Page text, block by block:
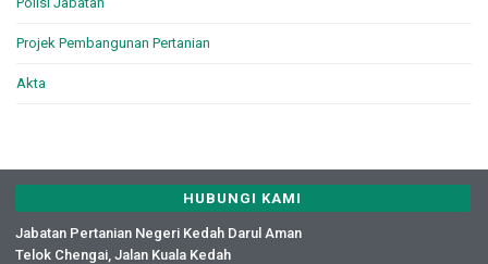
Projek Pembangunan Pertanian
Akta
HUBUNGI KAMI
Jabatan Pertanian Negeri Kedah Darul Aman
Telok Chengai, Jalan Kuala Kedah